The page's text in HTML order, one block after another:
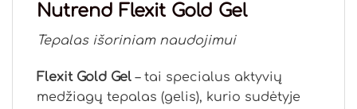
Nutrend Flexit Gold Gel
Tepalas išoriniam naudojimui
Flexit Gold Gel – tai specialus aktyvių
medžiagų tepalas (gelis), kurio sudėtyje